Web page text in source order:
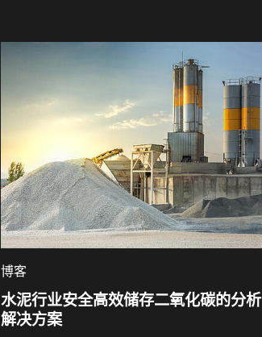
博客
水泥行业安全高效储存二氧化碳的分析
解决方案